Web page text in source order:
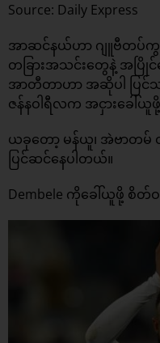
Source: Daily Express
အာဆင်နယ်ဟာ ဂျူဗီတပ်ကွ
တခြားအသင်းတွေနဲ့ အပြိုင်
အာတီတာဟာ အဆိုပါ ပြင်
ဇန်နဝါရီလက အငှားခေါ်ယူ
ယခုတော့ မန်ယူ၊ အဲဗာတမ်
ပြင်ဆင်နေပါတယ်။
Dembele ကိုခေါ်ယူဖို့ စိ